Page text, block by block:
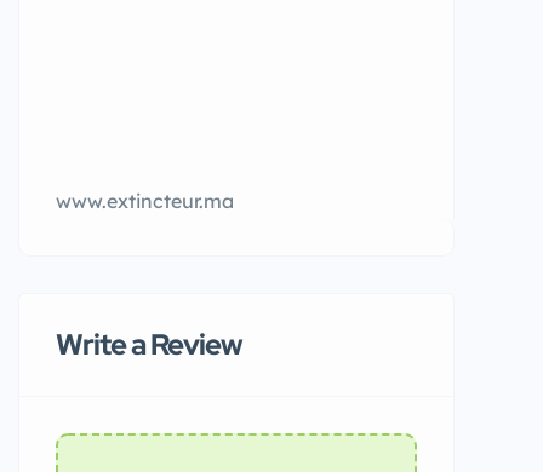
www.extincteur.ma
Write a Review